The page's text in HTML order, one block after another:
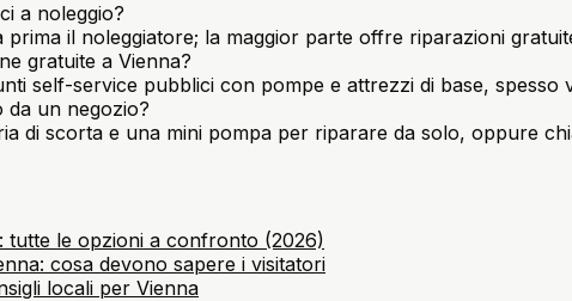
a noleggio?
prima il noleggiatore; la maggior parte offre riparazioni
gratuite a Vienna?
self-service pubblici con pompe e attrezzi di base, spesso
un negozio?
di scorta e una mini pompa per riparare da solo, oppure
tutte le opzioni a confronto (2026)
cosa devono sapere i visitatori
locali per Vienna